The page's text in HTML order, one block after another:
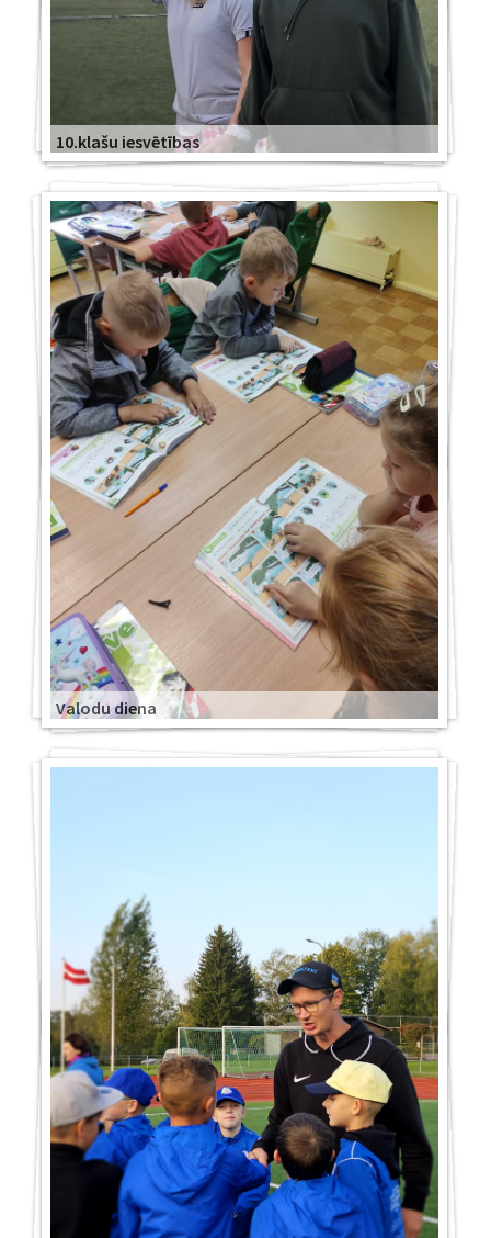
10.klašu iesvētības
Valodu diena